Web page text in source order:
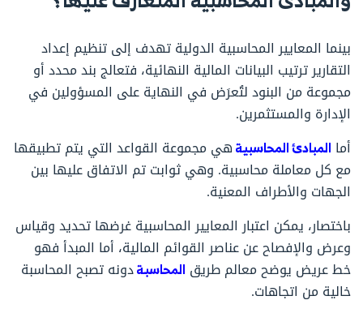
بينما المعايير المحاسبية الدولية تهدف إلى تنظيم إعداد
التقارير ترتيب البيانات المالية النهائية، فتعالج بند محدد أو
مجموعة من البنود لتُعرَض في النهاية على المسؤولين في
الإدارة والمستثمرين.
أما المبادئ المحاسبيةهي مجموعة القواعد التي يتم تطبيقها
مع كل معاملة محاسبية. وهي ثوابت تم الاتفاق عليها بين
الجهات والأطراف المعنية.
باختصار، يمكن اعتبار المعايير المحاسبية غرضها تحديد وقياس
وعرض والإفصاح عن عناصر القوائم المالية، أما المبدأ فهو
خط عريض يوضح معالم طريق المحاسبةدونه تصبح المحاسبة
خالية من اتجاهات.